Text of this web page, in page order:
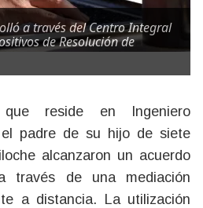
a través del Centro Integral
de Resolución de
padre de su hijo de siete
alcanzaron un acuerdo
través de una mediación
a distancia. La utilización